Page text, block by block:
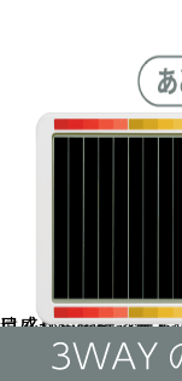
目盛り色分けシール
目盛りを色分けする
遠くからの視認性も